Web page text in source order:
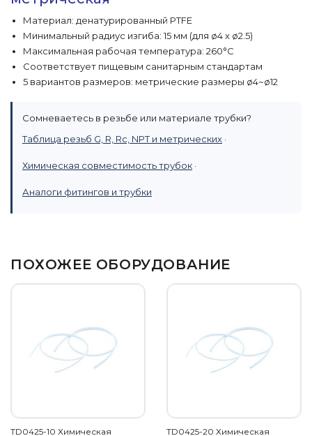
Материал: денатурированный PTFE
Минимальный радиус изгиба: 15 мм (для ø4 x ø2.5)
Максимальная рабочая температура: 260°C
Соответствует пищевым санитарным стандартам
5 вариантов размеров: метрические размеры ø4~ø12
Сомневаетесь в резьбе или материале трубки?
Таблица резьб G, R, Rc, NPT и метрических ·
Химическая совместимость трубок ·
Аналоги фитингов и трубки
ПОХОЖЕЕ ОБОРУДОВАНИЕ
TD0425-10 Химическая
TD0425-20 Химическая